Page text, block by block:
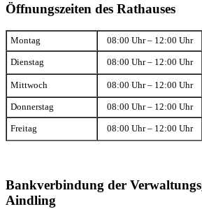
Öffnungszeiten des Rathauses
Montag 08:00 Uhr – 12:00 Uhr
Dienstag 08:00 Uhr – 12:00 Uhr
Mittwoch 08:00 Uhr – 12:00 Uhr
Donnerstag 08:00 Uhr – 12:00 Uhr
Freitag 08:00 Uhr – 12:00 Uhr
Bankverbindung der
Aindling